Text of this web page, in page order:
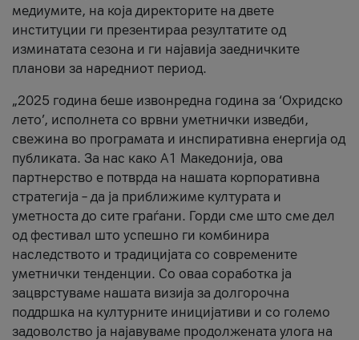
медиумите, на која директорите на двете
институции ги презентираа резултатите од
изминатата сезона и ги најавија заедничките
планови за наредниот период.
„2025 година беше извонредна година за ‘Охридско
лето’, исполнета со врвни уметнички изведби,
свежина во програмата и инспиративна енергија од
публиката. За нас како A1 Македонија, ова
партнерство е потврда на нашата корпоративна
стратегија – да ја приближиме културата и
уметноста до сите граѓани. Горди сме што сме дел
од фестивал што успешно ги комбинира
наследството и традицијата со современите
уметнички тенденции. Со оваа соработка ја
зацврстуваме нашата визија за долгорочна
поддршка на културните иницијативи и со големо
задоволство ја најавуваме продолжената улога на